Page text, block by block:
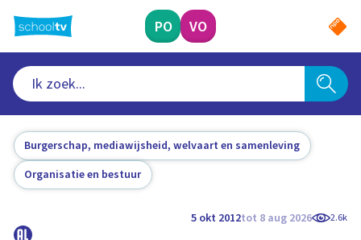
naar
hoofdinhoud
PO VO
Burgerschap, mediawijsheid, welvaart en samenleving
Organisatie en bestuur
5 okt 2012tot 8 aug 2026 2.6k